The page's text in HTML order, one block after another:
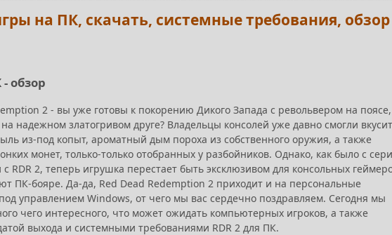
на ПК, скачать, системные требования, обзор
- обзор
2 - вы уже готовы к покорению Дикого Запада с револьвером на поясе,
надежном златогривом друге? Владельцы консолей уже давно смогли
из-под копыт, ароматный дым пороха из собственного оружия, а также
монет, только-только отобранных у разбойников. Однако, как было с
с RDR 2, теперь игрушка перестает быть эксклюзивом для консольных
ПК-бояре. Да-да, Red Dead Redemption 2 приходит и на персональные
управлением Windows, от чего мы вас сердечно поздравляем. Сегодня мы
чего интересного, что может ожидать компьютерных игроков, а также
выхода и системными требованиями RDR 2 для ПК.